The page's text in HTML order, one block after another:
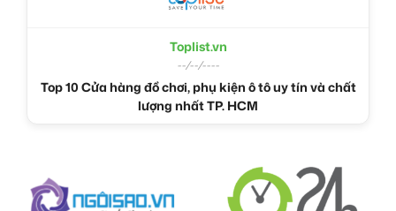
Toplist.vn
--/--/----
Top 10 Cửa hàng đồ chơi, phụ kiện ô tô uy tín và chất
lượng nhất TP. HCM